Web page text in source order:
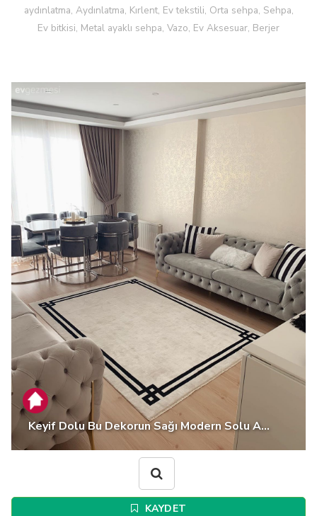
aydınlatma, Aydınlatma, Kırlent, Ev tekstili, Orta sehpa, Sehpa,
Ev bitkisi, Metal ayaklı sehpa, Vazo, Ev Aksesuar, Berjer
Keyif Dolu Bu Dekorun Sağı Modern Solu A...
KAYDET